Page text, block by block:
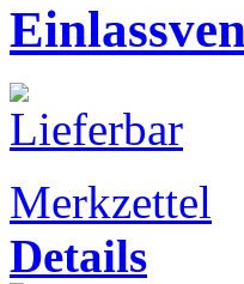
Merkzettel
Details